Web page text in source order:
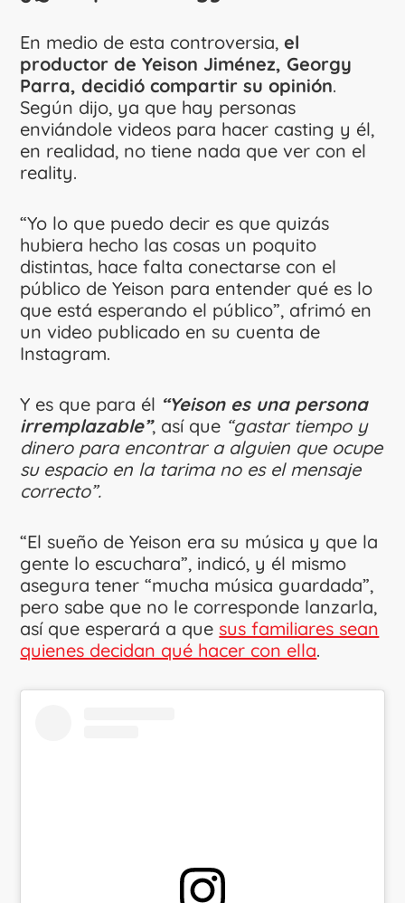
En medio de esta controversia,el
productor de Yeison Jiménez, Georgy
Parra, decidió compartir su opinión.
Según dijo, ya que hay personas
enviándole videos para hacer casting y él,
en realidad, no tiene nada que ver con el
reality.
“Yo lo que puedo decir es que quizás
hubiera hecho las cosas un poquito
distintas, hace falta conectarse con el
público de Yeison para entender qué es lo
que está esperando el público”, afrimó en
un video publicado en su cuenta de
Instagram.
Y es que para él “Yeison es una persona
irremplazable”, así que “gastar tiempo y
dinero para encontrar a alguien que ocupe
su espacio en la tarima no es el mensaje
correcto”.
“El sueño de Yeison era su música y que la
gente lo escuchara”, indicó, y él mismo
asegura tener “mucha música guardada”,
pero sabe que no le corresponde lanzarla,
así que esperará a quesus familiares sean
quienes decidan qué hacer con ella.